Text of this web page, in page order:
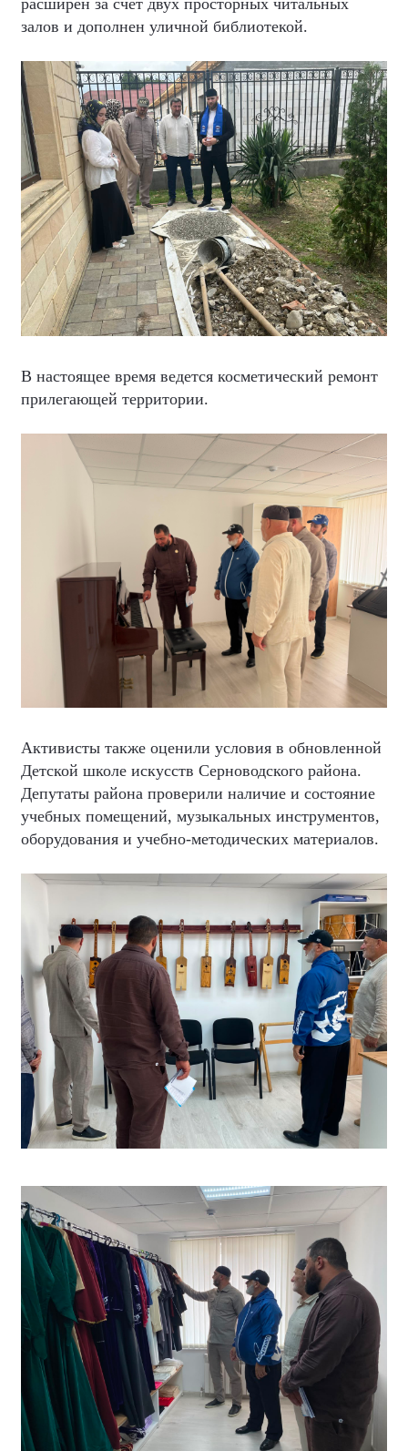
расширен за счет двух просторных читальных
залов и дополнен уличной библиотекой.
В настоящее время ведется косметический ремонт
прилегающей территории.
Активисты также оценили условия в обновленной
Детской школе искусств Серноводского района.
Депутаты района проверили наличие и состояние
учебных помещений, музыкальных инструментов,
оборудования и учебно-методических материалов.